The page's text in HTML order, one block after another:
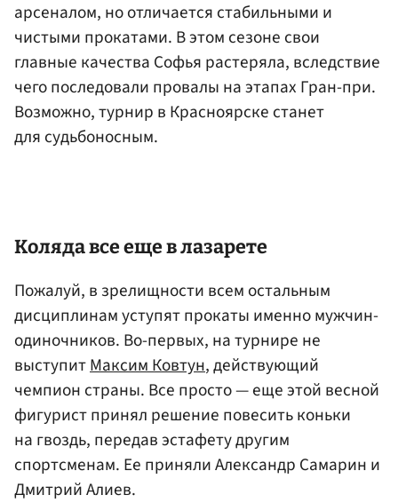
арсеналом, но отличается стабильными и
чистыми прокатами. В этом сезоне свои
главные качества Софья растеряла, вследствие
чего последовали провалы на этапах Гран-при.
Возможно, турнир в Красноярске станет
для судьбоносным.
Коляда все еще в лазарете
Пожалуй, в зрелищности всем остальным
дисциплинам уступят прокаты именно мужчин-
одиночников. Во-первых, на турнире не
выступитМаксим Ковтун, действующий
чемпион страны. Все просто — еще этой весной
фигурист принял решение повесить коньки
на гвоздь, передав эстафету другим
спортсменам. Ее приняли Александр Самарин и
Дмитрий Алиев.